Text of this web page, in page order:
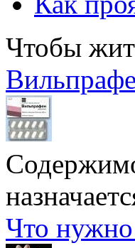
Чтобы
Что нужно